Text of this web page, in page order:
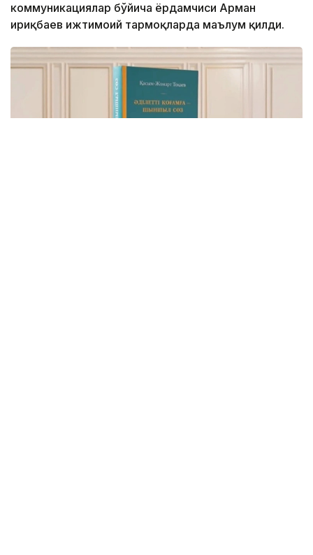
коммуникациялар бўйича ёрдамчиси Арман
Қириқбаев ижтимоий тармоқларда маълум қилди.